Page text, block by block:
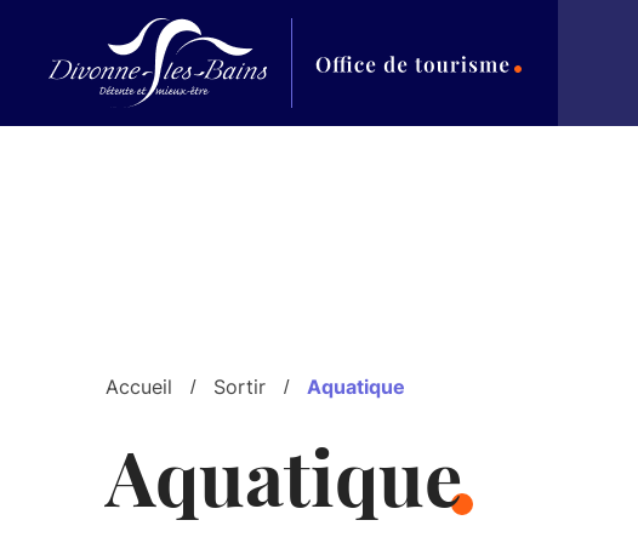
Accueil Sortir Aquatique
Aquatique